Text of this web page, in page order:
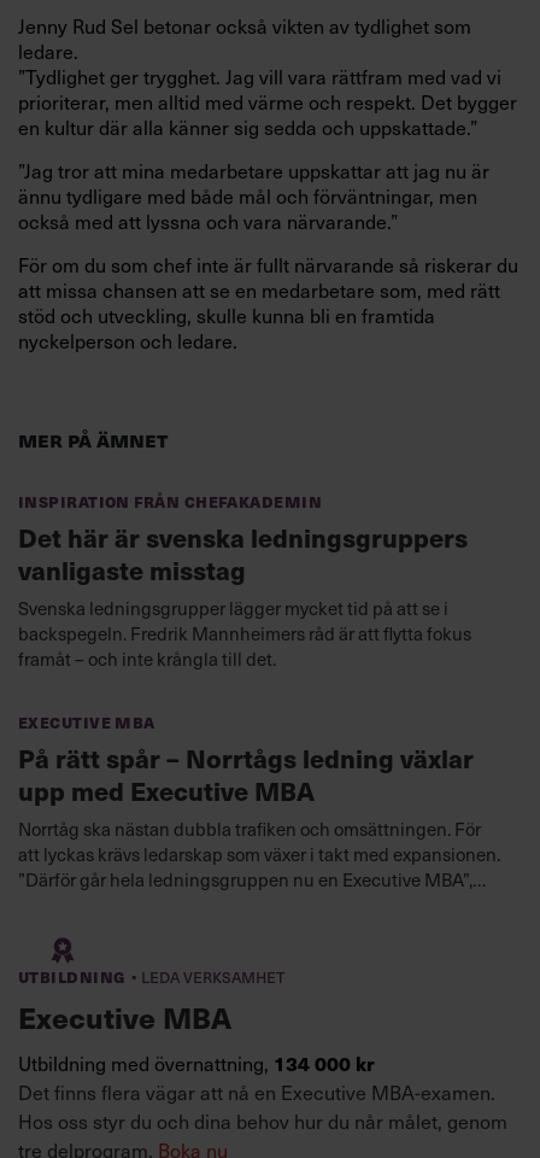
Jenny Rud Sel betonar också vikten av tydlighet som
ledare.
”Tydlighet ger trygghet. Jag vill vara rättfram med vad vi
prioriterar, men alltid med värme och respekt. Det bygger
en kultur där alla känner sig sedda och uppskattade.”
”Jag tror att mina medarbetare uppskattar att jag nu är
ännu tydligare med både mål och förväntningar, men
också med att lyssna och vara närvarande.”
För om du som chef inte är fullt närvarande så riskerar du
att missa chansen att se en medarbetare som, med rätt
stöd och utveckling, skulle kunna bli en framtida
nyckelperson och ledare.
Mer på ämnet
Inspiration från Chefakademin
Det här är svenska ledningsgruppers
vanligaste misstag
Svenska ledningsgrupper lägger mycket tid på att se i
backspegeln. Fredrik Mannheimers råd är att flytta fokus
framåt – och inte krångla till det.
Executive MBA
På rätt spår – Norrtågs ledning växlar
upp med Executive MBA
Norrtåg ska nästan dubbla trafiken och omsättningen. För
att lyckas krävs ledarskap som växer i takt med expansionen.
”Därför går hela ledningsgruppen nu en Executive MBA”,
Utbildning · Leda verksamhet
Executive MBA
Utbildning med övernattning, 134 000 kr
Det finns flera vägar att nå en Executive MBA-examen.
Hos oss styr du och dina behov hur du når målet, genom
tre delprogram. Boka nu